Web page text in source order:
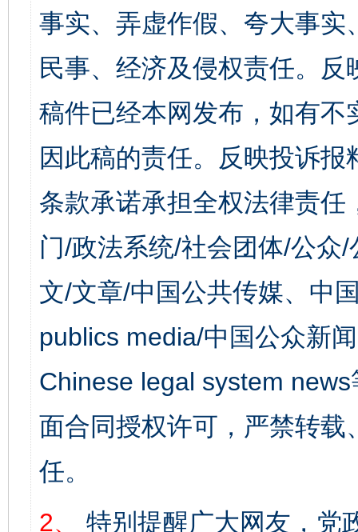
事实、弄虚作假、夸大事
民事、经济及侵权责任。
稿件已经本网发布，如有
因此稿的责任。反映投诉
条款承诺承担全权法律责
门/政法系统/社会团体/公众
文/文章/中国公共传媒、中
publics media/中国公众新
Chinese legal system
面合同授权许可，严禁转
任。
2、
特别提醒广大网友，党